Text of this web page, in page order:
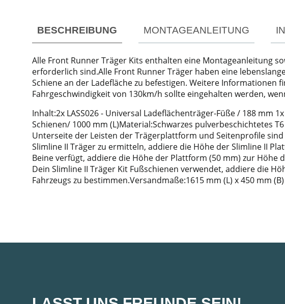
BESCHREIBUNG MONTAGEANLEITUNG
Alle Front Runner Träger Kits enthalten eine Montageanleitung
erforderlich sind.Alle Front Runner Träger haben eine
Schiene an der Ladefläche zu befestigen. Weitere Informationen
Fahrgeschwindigkeit von 130km/h sollte eingehalten werden,
Inhalt:2x LASS026 - Universal Ladeflächenträger-Füße / 188 mm
Schienen/ 1000 mm (L)Material:Schwarzes pulverbeschichtetes
Unterseite der Leisten der Trägerplattform und Seitenprofile
Slimline II Träger zu ermitteln, addiere die Höhe der Slimline II
Beine verfügt, addiere die Höhe der Plattform (50 mm) zur Höhe
Dein Slimline II Träger Kit Fußschienen verwendet, addiere die
Fahrzeugs zu bestimmen.Versandmaße:1615 mm (L) x 450 mm